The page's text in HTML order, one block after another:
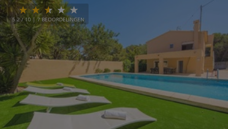
5.2 / 10 | 7 BEOORDELINGEN